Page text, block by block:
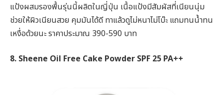
แป้งผสมรองพื้นรุ่นนี้ผลิตในญี่ปุ่น เนื้อแป้งมีสัมผัสที่เนียนนุ่ม
ช่วยให้ผิวเนียนสวย คุมมันได้ดี ทาแล้วดูไม่หนาไม่โบ๊ะ แถมทนน้ำทน
เหงื่อด้วยนะ ราคาประมาณ 390-590 บาท
8. Sheene Oil Free Cake Powder SPF 25 PA++